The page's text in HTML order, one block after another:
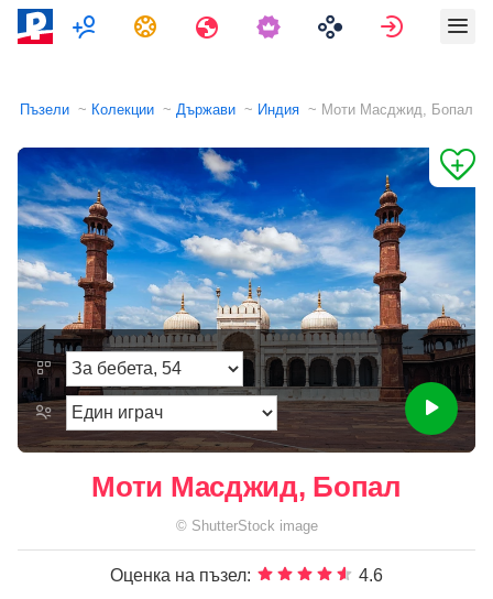
Мултиплейър
Задачи Пътувания Вход
Пъзели Колекции Държави Индия Моти Масджид, Бопал
Моти Масджид, Бопал
© ShutterStock image
Оценка на пъзел: 4.6